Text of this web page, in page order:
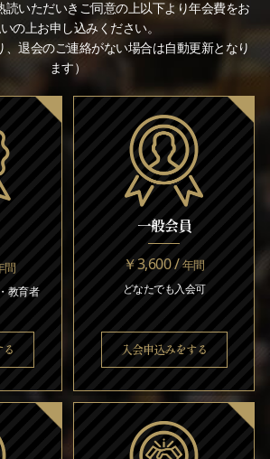
読いただいきご同意の上以下より年会費をお
の上お申し込みください。
退会のご連絡がない場合は自動更新となり
ます）
間
教育者
一般会員
￥3,600 /年間
どなたでも入会可
入会申込みをする